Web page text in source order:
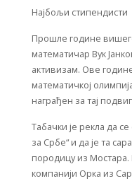
Најбољи стипендисти
Прошле године
математичар Вук
активизам. Ове
математичкој
награђен за тај
Табачки је рекла да
за Србе“ и да је та
породицу из Мостара.
компанији Орка из